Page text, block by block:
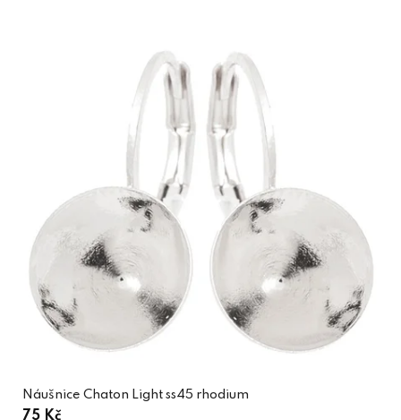
Náušnice Chaton Light ss45 rhodium
75 Kč